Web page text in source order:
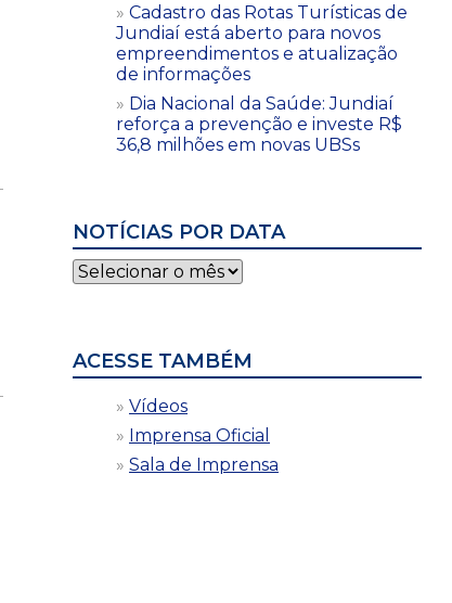
Cadastro das Rotas Turísticas de
Jundiaí está aberto para novos
empreendimentos e atualização
de informações
Dia Nacional da Saúde: Jundiaí
reforça a prevenção e investe R$
36,8 milhões em novas UBSs
NOTÍCIAS POR DATA
Notícias
por
ACESSE TAMBÉM
Vídeos
Imprensa Oficial
Sala de Imprensa